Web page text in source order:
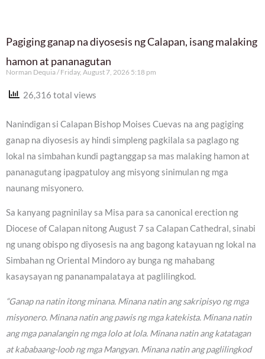
Pagiging ganap na diyosesis ng Calapan, isang malaking
hamon at pananagutan
Norman Dequia Friday, August 7, 2026 5:18 pm
26,316 total views
Nanindigan si Calapan Bishop Moises Cuevas na ang pagiging
ganap na diyosesis ay hindi simpleng pagkilala sa paglago ng
lokal na simbahan kundi pagtanggap sa mas malaking hamon at
pananagutang ipagpatuloy ang misyong sinimulan ng mga
naunang misyonero.
Sa kanyang pagninilay sa Misa para sa canonical erection ng
Diocese of Calapan nitong August 7 sa Calapan Cathedral, sinabi
ng unang obispo ng diyosesis na ang bagong katayuan ng lokal na
Simbahan ng Oriental Mindoro ay bunga ng mahabang
kasaysayan ng pananampalataya at paglilingkod.
“Ganap na natin itong minana. Minana natin ang sakripisyo ng mga
misyonero. Minana natin ang pawis ng mga katekista. Minana natin
ang mga panalangin ng mga lolo at lola. Minana natin ang katatagan
at kababaang-loob ng mga Mangyan. Minana natin ang paglilingkod